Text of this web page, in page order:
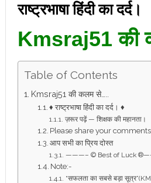
राष्ट्रभाषा हिंदी का दर्द।
Kmsraj51
Table of Contents
Kmsraj51 की कलम से…..
♦ राष्ट्रभाषा हिंदी का दर्द। ♦
ज़रूर पढ़ें — शिक्षक की महानता।
Please share your
आप सभी का प्रिय दोस्त
———– © Best of Luck
Note:-
“सफलता का सबसे बड़ा